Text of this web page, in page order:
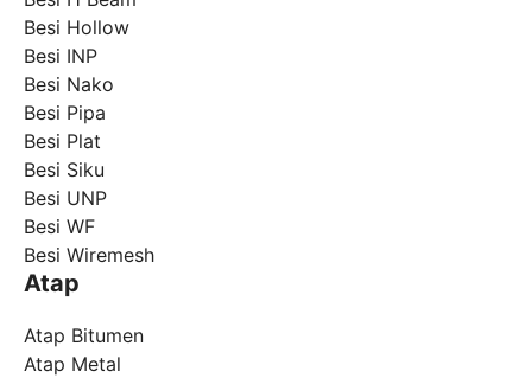
Besi Hollow
Besi INP
Besi Nako
Besi Pipa
Besi Plat
Besi Siku
Besi UNP
Besi WF
Besi Wiremesh
Atap
Atap Bitumen
Atap Metal